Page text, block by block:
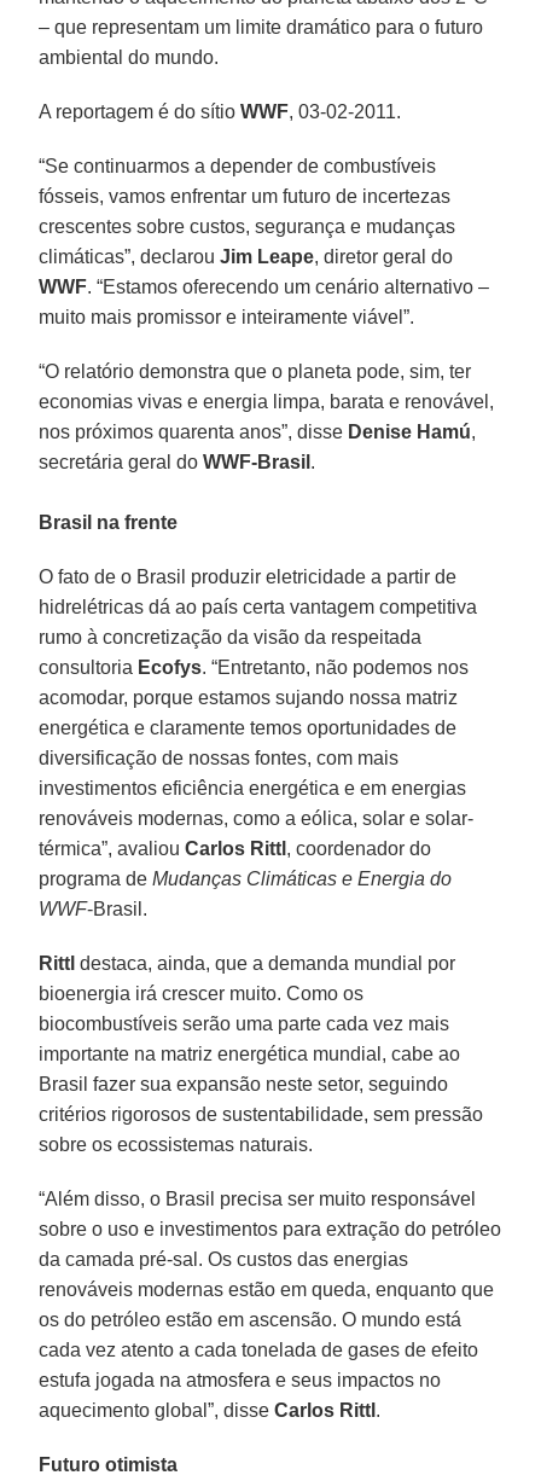
– que representam um limite dramático para o futuro
ambiental do mundo.
A reportagem é do sítioWWF, 03-02-2011.
“Se continuarmos a depender de combustíveis
fósseis, vamos enfrentar um futuro de incertezas
crescentes sobre custos, segurança e mudanças
climáticas”, declarouJim Leape, diretor geral do
WWF. “Estamos oferecendo um cenário alternativo –
muito mais promissor e inteiramente viável”.
“O relatório demonstra que o planeta pode, sim, ter
economias vivas e energia limpa, barata e renovável,
nos próximos quarenta anos”, disse Denise Hamú,
secretária geral doWWF-Brasil .
Brasil na frente
O fato de o Brasil produzir eletricidade a partir de
hidrelétricas dá ao país certa vantagem competitiva
rumo à concretização da visão da respeitada
consultoria Ecofys. “Entretanto, não podemos nos
acomodar, porque estamos sujando nossa matriz
energética e claramente temos oportunidades de
diversificação de nossas fontes, com mais
investimentos eficiência energética e em energias
renováveis modernas, como a eólica, solar e solar-
térmica”, avaliouCarlos Rittl , coordenador do
programa deMudanças Climáticas e Energia do
WWF-Brasil.
Rittl destaca, ainda, que a demanda mundial por
bioenergia irá crescer muito. Como os
biocombustíveis serão uma parte cada vez mais
importante na matriz energética mundial, cabe ao
Brasil fazer sua expansão neste setor, seguindo
critérios rigorosos de sustentabilidade, sem pressão
sobre os ecossistemas naturais.
“Além disso, o Brasil precisa ser muito responsável
sobre o uso e investimentos para extração do petróleo
da camada pré-sal. Os custos das energias
renováveis modernas estão em queda, enquanto que
os do petróleo estão em ascensão. O mundo está
cada vez atento a cada tonelada de gases de efeito
estufa jogada na atmosfera e seus impactos no
aquecimento global”, disseCarlos Rittl .
Futuro otimista